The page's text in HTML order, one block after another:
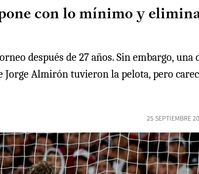
con lo mínimo y
después de 27 años. Sin embargo,
Almirón tuvieron la pelota, pero
25 SEPTIEMBRE